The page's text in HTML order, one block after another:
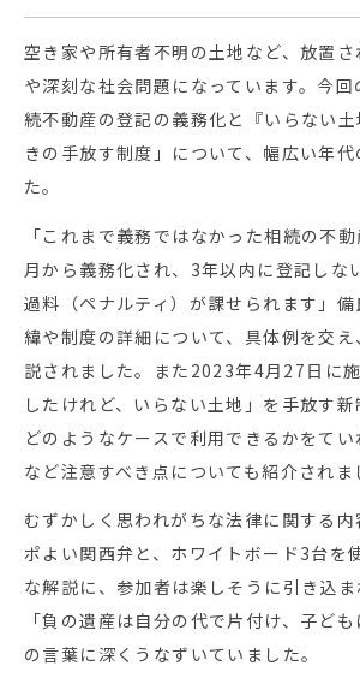
空き家や所有者不明の土地など、放置
や深刻な社会問題になっています。今
続不動産の登記の義務化と『いらない
きの手放す制度」について、幅広い年
た。
「これまで義務ではなかった相続の不
月から義務化され、3年以内に登記しな
過料（ペナルティ）が課せられます」
緯や制度の詳細について、具体例を交
説されました。また2023年4月27日に
したけれど、いらない土地」を手放す新
どのようなケースで利用できるかをて
など注意すべき点についても紹介されま
むずかしく思われがちな法律に関する
ポよい関西弁と、ホワイトボード3台を
な解説に、参加者は楽しそうに引き込ま
「負の遺産は自分の代で片付け、子ど
の言葉に深くうなずいていました。